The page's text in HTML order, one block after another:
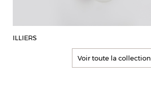
ILLIERS
Voir toute la collection